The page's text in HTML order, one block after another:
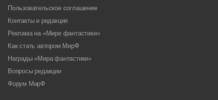
Пользовательское соглашение
Контакты и редакция
Реклама на «Мире фантастики»
Как стать автором МирФ
Награды «Мира фантастики»
Вопросы редакции
Форум МирФ